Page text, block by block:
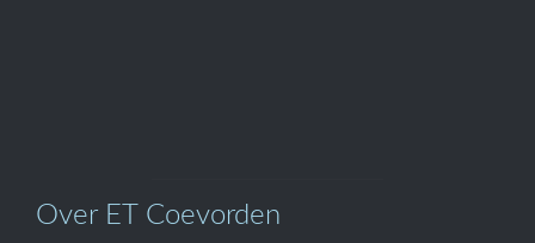
Over ET Coevorden